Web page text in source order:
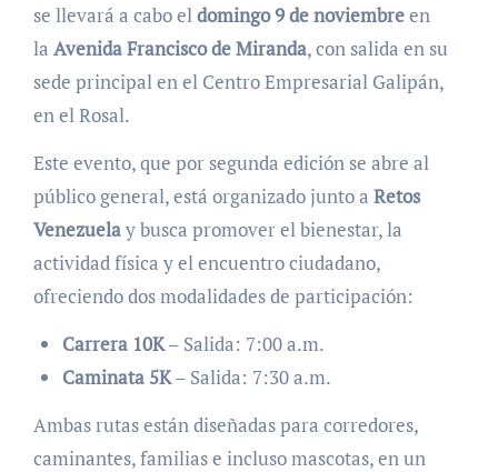
se llevará a cabo eldomingo 9 de noviembreen
la Avenida Francisco de Miranda, con salida en su
sede principal en el Centro Empresarial Galipán,
en el Rosal.
Este evento, que por segunda edición se abre al
público general, está organizado junto a Retos
Venezuelaybusca promover el bienestar, la
actividad física y el encuentro ciudadano,
ofreciendo dos modalidades de participación:
Carrera 10K– Salida: 7:00 a.m.
Caminata 5K– Salida: 7:30 a.m.
Ambas rutas están diseñadas para corredores,
caminantes, familias e incluso mascotas, en un